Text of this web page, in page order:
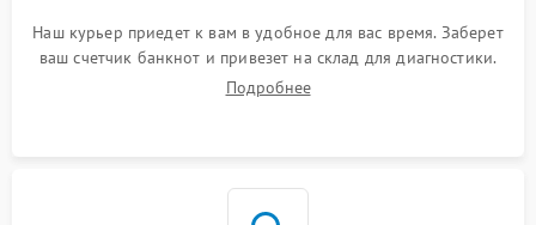
Наш курьер приедет к вам в удобное для вас время. Заберет
ваш счетчик банкнот и привезет на склад для диагностики.
Подробнее